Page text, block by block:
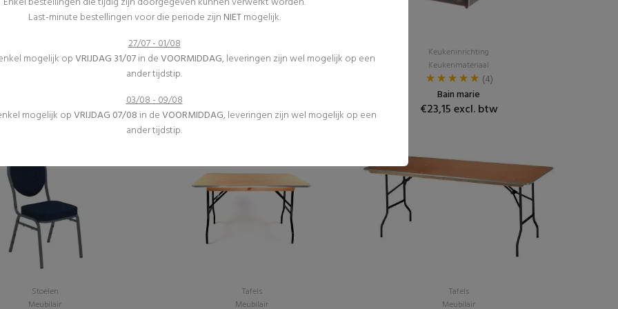
Diverse
Inrichting
€6,30 excl. btw
Springkastelen
(0)
Keukeninrichting
Keukenmateriaal
(4)
Bain marie
€23,15 excl. btw
Stoelen
Meubilair
Tafels
Meubilair
Tafels
Meubilair
Last-minute bestellingen voor die periode zijn NIETmogelijk.
27/07 - 01/08
mogelijk opVRIJDAG 31/07in deVOORMIDDAG, leveringen zijn wel mogelijk op een
ander tijdstip.
03/08 - 09/08
mogelijk opVRIJDAG 07/08 in deVOORMIDDAG, leveringen zijn wel mogelijk op een
ander tijdstip.